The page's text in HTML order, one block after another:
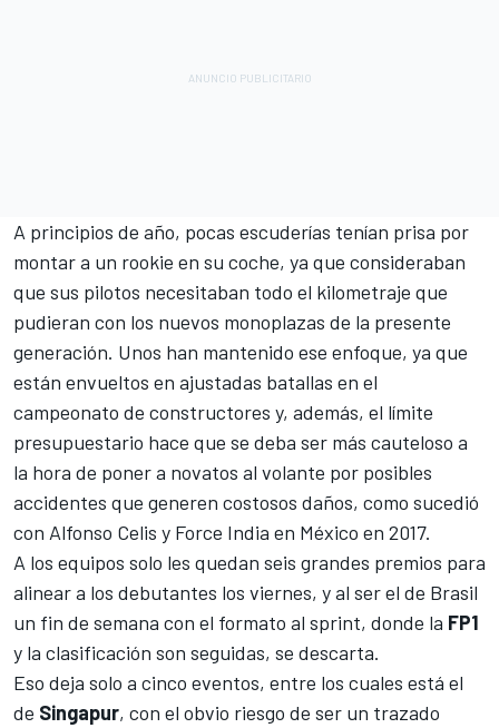
A principios de año, pocas escuderías tenían prisa por
montar a un rookie en su coche, ya que consideraban
que sus pilotos necesitaban todo el kilometraje que
pudieran con los nuevos monoplazas de la presente
generación. Unos han mantenido ese enfoque, ya que
están envueltos en ajustadas batallas en el
campeonato de constructores y, además, el límite
presupuestario hace que se deba ser más cauteloso a
la hora de poner a novatos al volante por posibles
accidentes que generen costosos daños, como sucedió
con Alfonso Celis y Force India en México en 2017.
A los equipos solo les quedan seis grandes premios para
alinear a los debutantes los viernes, y al ser el de Brasil
un fin de semana con el formato al sprint, donde la FP1
y la clasificación son seguidas, se descarta.
Eso deja solo a cinco eventos, entre los cuales está el
de Singapur, con el obvio riesgo de ser un trazado